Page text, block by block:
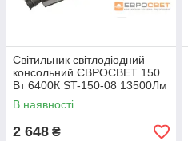
Світильник світлодіодний
консольний ЄВРОСВЕТ 150
Вт 6400К ST-150-08 13500Лм
IP65
В наявності
2 648 ₴